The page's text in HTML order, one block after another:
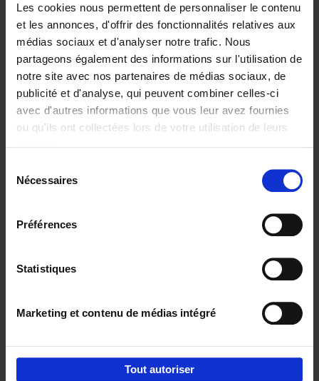
Les cookies nous permettent de personnaliser le contenu
et les annonces, d'offrir des fonctionnalités relatives aux
médias sociaux et d'analyser notre trafic. Nous
partageons également des informations sur l'utilisation de
notre site avec nos partenaires de médias sociaux, de
publicité et d'analyse, qui peuvent combiner celles-ci
avec d'autres informations que vous leur avez fournies
ou qu'ils ont collectées lors de votre utilisation de leurs
Nécessaires
Préférences
Statistiques
Marketing et contenu de médias intégré
Tout autoriser
Building Bonds = Building
Business
Jochen Roef Jozefien De Feyter
Carolien Boom
Couverture souple
2025 200
€29,99
Digital marketing like a PRO -
completely revised edition (EN)